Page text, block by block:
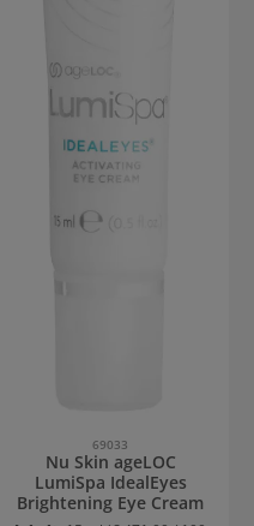
69033
Nu Skin ageLOC
LumiSpa IdealEyes
Brightening Eye Cream